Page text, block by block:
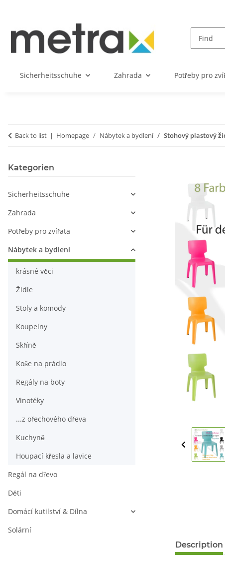
Sicherheitsschuhe Zahrada Potřeby pro
Back to list Homepage Nábytek a bydlení Stohový plastový
Description
Kategorien
Sicherheitsschuhe
Zahrada
Potřeby pro zvířata
Nábytek a bydlení
krásné věci
Židle
Stoly a komody
Koupelny
Skříně
Koše na prádlo
Regály na boty
Vinotéky
...z ořechového dřeva
Kuchyně
Houpací křesla a lavice
Regál na dřevo
Děti
Domácí kutilství & Dílna
Solární